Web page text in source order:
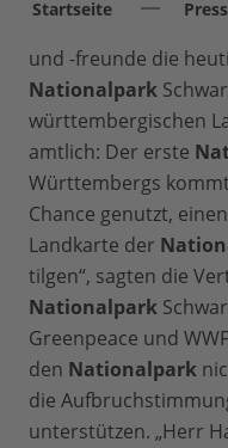
Startseite
und -freunde die
Nationalpark
württembergischen
amtlich: Der erste
Württembergs
Chance genutzt,
Landkarte der
tilgen“, sagten die
Nationalpark
Greenpeace und
den Nationalpark
die
unterstützen. „Herr